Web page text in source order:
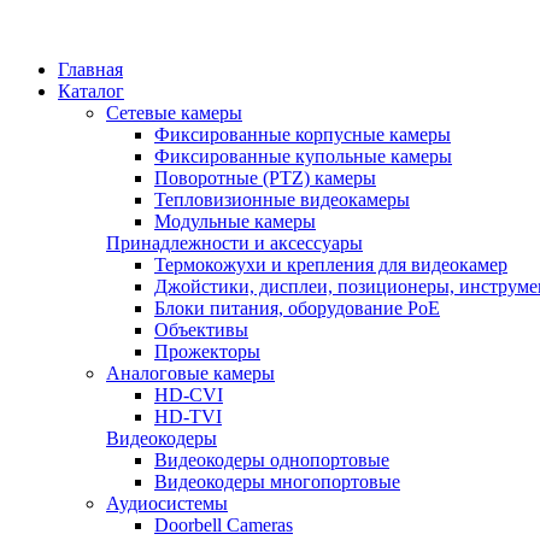
Главная
Каталог
Сетевые камеры
Фиксированные корпусные камеры
Фиксированные купольные камеры
Поворотные (PTZ) камеры
Тепловизионные видеокамеры
Модульные камеры
Принадлежности и аксессуары
Термокожухи и крепления для видеокамер
Джойстики, дисплеи, позиционеры,
Блоки питания, оборудование PoE
Объективы
Прожекторы
Аналоговые камеры
HD-CVI
HD-TVI
Видеокодеры
Видеокодеры однопортовые
Видеокодеры многопортовые
Аудиосистемы
Doorbell Cameras